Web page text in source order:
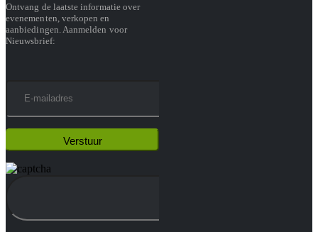
Ontvang de laatste informatie over
evenementen, verkopen en
aanbiedingen. Aanmelden voor
Nieuwsbrief: